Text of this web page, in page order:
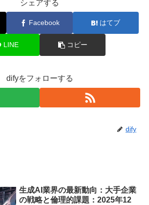
シェアする
Facebook はてブ
LINE コピー
difyをフォローする
dify
生成AI業界の最新動向：大手企業
の戦略と倫理的課題：2025年12